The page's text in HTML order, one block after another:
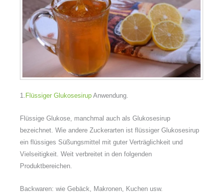
1. Flüssiger Glukosesirup Anwendung.
Flüssige Glukose, manchmal auch als Glukosesirup
bezeichnet. Wie andere Zuckerarten ist flüssiger Glukosesirup
ein flüssiges Süßungsmittel mit guter Verträglichkeit und
Vielseitigkeit. Weit verbreitet in den folgenden
Produktbereichen.
Backwaren: wie Gebäck, Makronen, Kuchen usw.